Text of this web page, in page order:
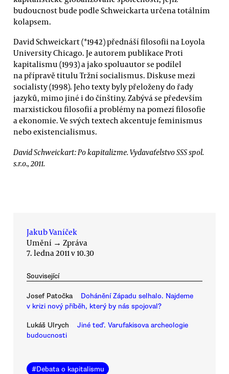
budoucnost bude podle Schweickarta určena totálním
kolapsem.
David Schweickart (*1942) přednáší filosofii na Loyola
University Chicago. Je autorem publikace Proti
kapitalismu (1993) a jako spoluautor se podílel
na přípravě titulu Tržní socialismus. Diskuse mezi
socialisty (1998). Jeho texty byly přeloženy do řady
jazyků, mimo jiné i do čínštiny. Zabývá se především
marxistickou filosofií a problémy na pomezí filosofie
a ekonomie. Ve svých textech akcentuje feminismus
nebo existencialismus.
David Schweickart: Po kapitalizme. Vydavaťelstvo SSS spol.
s.r.o., 2011.
Jakub Vaníček
Umění → Zpráva
7. ledna 2011 v 10.30
Související
Josef Patočka
Dohánění Západu selhalo. Najdeme
v krizi nový příběh, který by nás spojoval?
Lukáš Ulrych
Jiné teď. Varufakisova archeologie
budoucnosti
#Debata o kapitalismu